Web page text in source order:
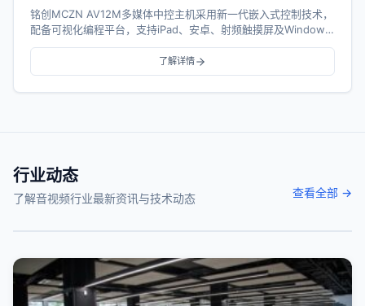
铭创MCZN AV12M多媒体中控主机采用新一代嵌入式控制技术，
配备可视化编程平台，支持iPad、安卓、射频触摸屏及Windows
多端控制。主机具备12个串口、...
了解详情
行业动态
了解音视频行业最新资讯与技术动态 查看全部 →